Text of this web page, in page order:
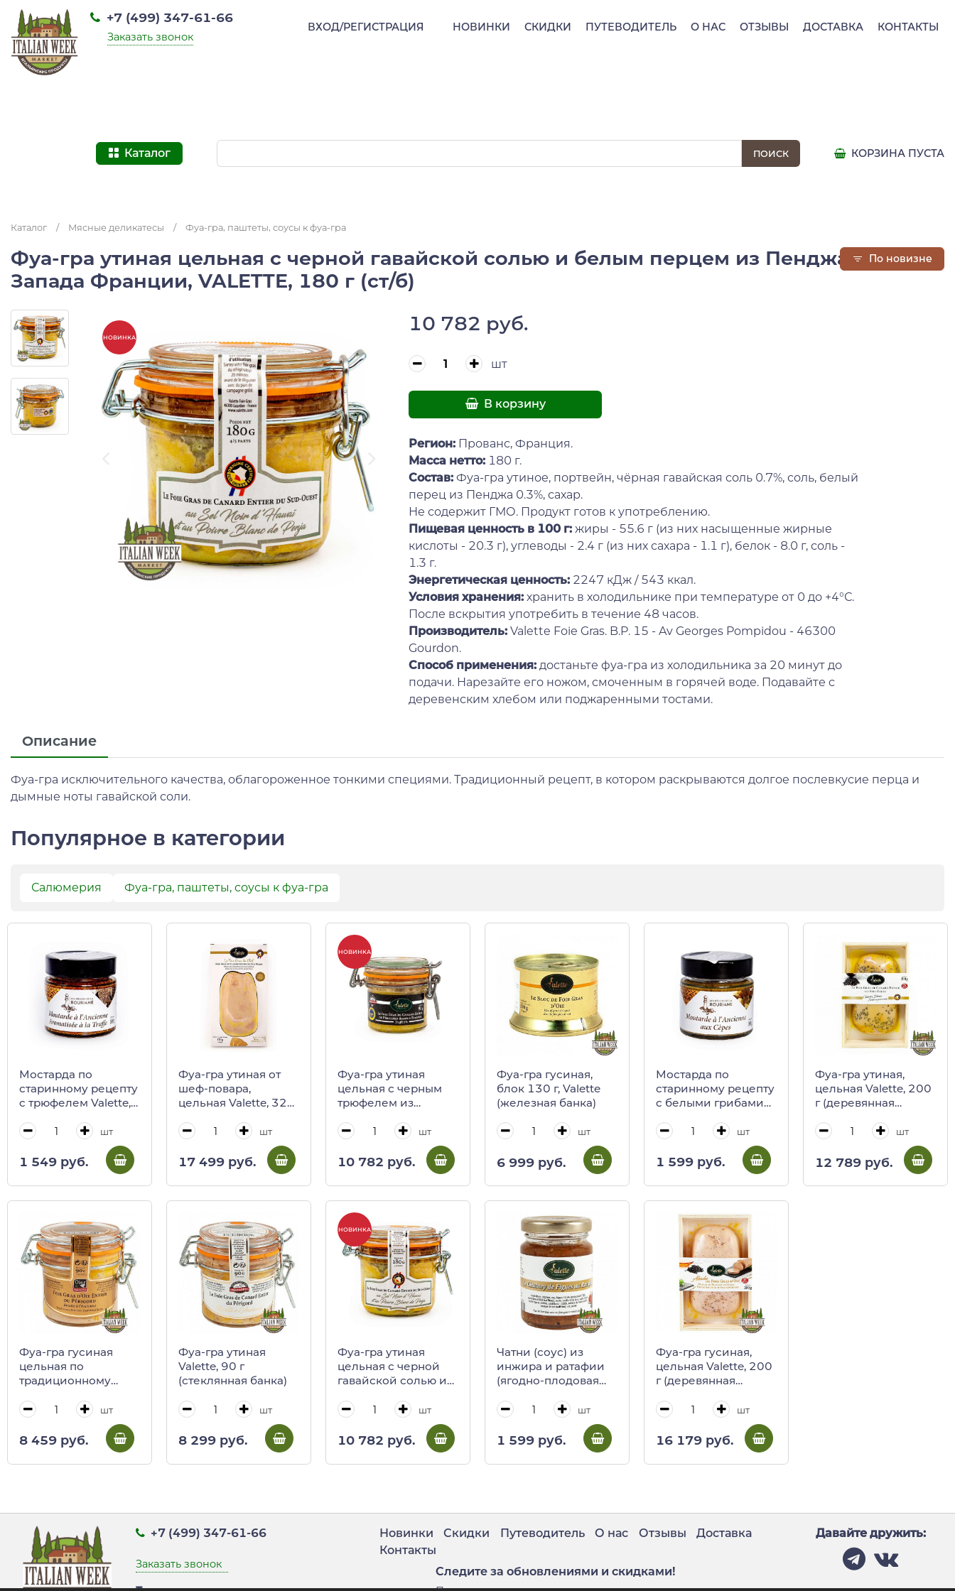
НОВИНКИ СКИДКИ ПУТЕВОДИТЕЛЬ О НАС ОТЗЫВЫ ДОСТАВКА КОНТАКТЫ
+7 (499) 347-61-66
Заказать звонок
ВХОД/РЕГИСТРАЦИЯ
Каталог КОРЗИНА ПУСТА
Каталог / Мясные деликатесы / Фуа-гра, паштеты, соусы к фуа-гра
Фуа-гра утиная цельная с черной гавайской солью и белым перцем из Пенджа с Юго-
Запада Франции, VALETTE, 180 г (ст/б)
НОВИНКА
10 782 руб.
шт
В корзину
Регион: Прованс, Франция.
Масса нетто: 180 г.
Состав: Фуа-гра утиное, портвейн, чёрная гавайская соль 0.7%, соль, белый
перец из Пенджа 0.3%, сахар.
Не содержит ГМО. Продукт готов к употреблению.
Пищевая ценность в 100 г: жиры - 55.6 г (из них насыщенные жирные
кислоты - 20.3 г), углеводы - 2.4 г (из них сахара - 1.1 г), белок - 8.0 г, соль -
1.3 г.
Энергетическая ценность: 2247 кДж / 543 ккал.
Условия хранения: хранить в холодильнике при температуре от 0 до +4°С.
После вскрытия употребить в течение 48 часов.
Производитель: Valette Foie Gras. B.P. 15 - Av Georges Pompidou - 46300
Gourdon.
Способ применения: достаньте фуа-гра из холодильника за 20 минут до
подачи. Нарезайте его ножом, смоченным в горячей воде. Подавайте с
деревенским хлебом или поджаренными тостами.
Описание
Фуа-гра исключительного качества, облагороженное тонкими специями. Традиционный рецепт, в котором раскрываются долгое послевкусие перца и
дымные ноты гавайской соли.
Популярное в категории
По новизне
Салюмерия Фуа-гра, паштеты, соусы к фуа-гра
Мостарда по
старинному рецепту
c трюфелем Valette,
шт
1 549 руб.
Фуа-гра утиная от
шеф-повара,
цельная Valette, 320
шт
17 499 руб.
НОВИНКА
Фуа-гра утиная
цельная с черным
трюфелем из
VALETTE, 90 г (ст/б)
шт
10 782 руб.
Фуа-гра гусиная,
блок 130 г, Valette
(железная банка)
шт
6 999 руб.
Мостарда по
старинному рецепту
c белыми грибами
(стекло)
шт
1 599 руб.
Фуа-гра утиная,
цельная Valette, 200
г (деревянная
шт
12 789 руб.
Фуа-гра гусиная
цельная по
традиционному
(стеклянная банка)
шт
8 459 руб.
Фуа-гра утиная
Valette, 90 г
(стеклянная банка)
шт
8 299 руб.
НОВИНКА
Фуа-гра утиная
цельная с черной
гавайской солью и
Пенджа с Юго-
Запада Франции,
VALETTE, 180 г (ст/б)
шт
10 782 руб.
Чатни (соус) из
инжира и ратафии
(ягодно-плодовая
г (стекло)
шт
1 599 руб.
Фуа-гра гусиная,
цельная Valette, 200
г (деревянная
шт
16 179 руб.
+7 (499) 347-61-66
Заказать звонок
Новинки Скидки Путеводитель О нас Отзывы
Доставка
Контакты
Следите за обновлениями и скидками!
Давайте дружить: